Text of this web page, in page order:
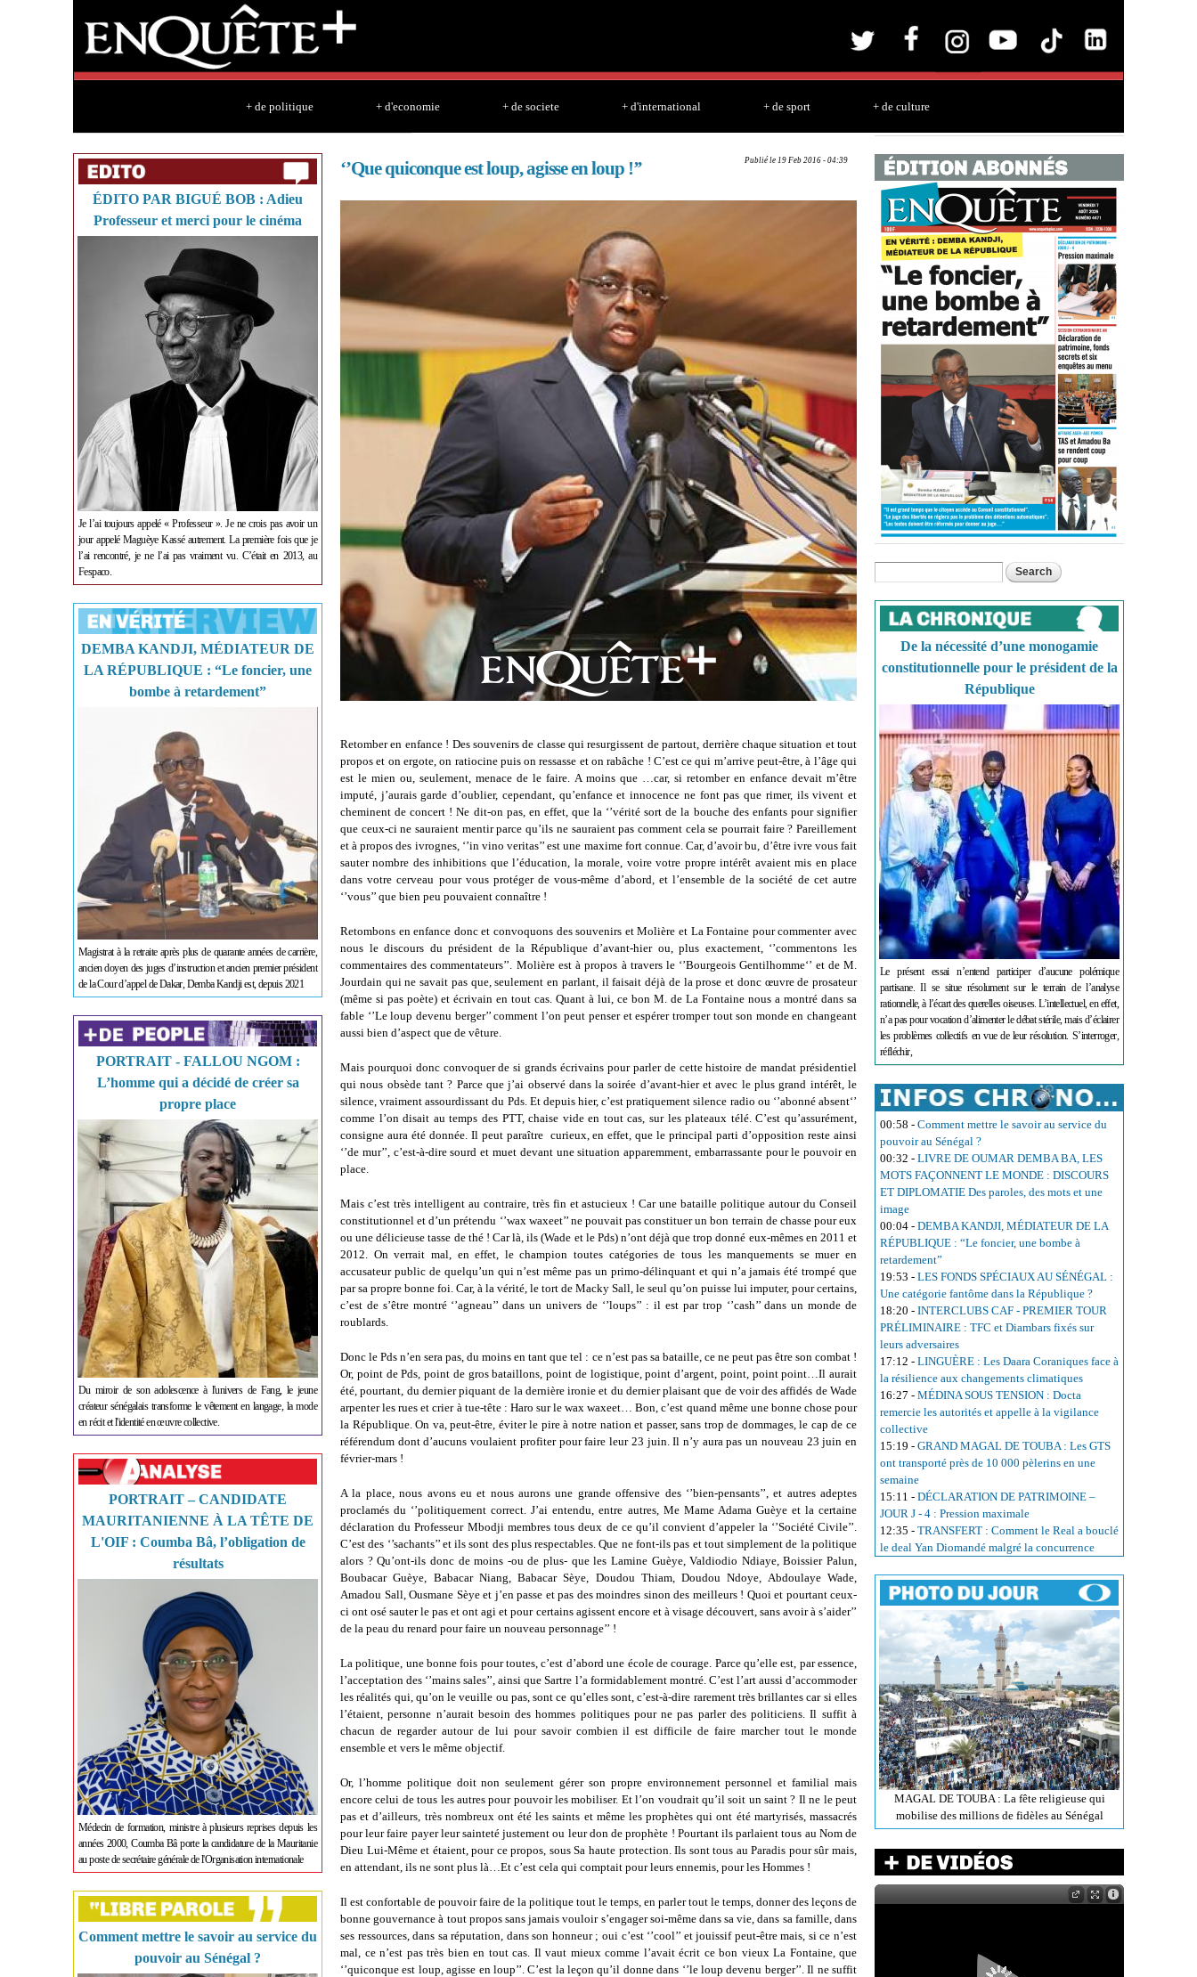
+ de politique + d'economie + de societe + d'international + de sport + de culture
ÉDITO PAR BIGUÉ BOB : Adieu
Professeur et merci pour le cinéma
Je l’ai toujours appelé « Professeur ». Je ne crois pas avoir un
jour appelé Maguèye Kassé autrement. La première fois que je
l’ai rencontré, je ne l’ai pas vraiment vu. C’était en 2013, au
Fespaco.
DEMBA KANDJI, MÉDIATEUR DE
LA RÉPUBLIQUE : “Le foncier, une
bombe à retardement”
Magistrat à la retraite après plus de quarante années de carrière,
ancien doyen des juges d’instruction et ancien premier président
de la Cour d’appel de Dakar, Demba Kandji est, depuis 2021
PORTRAIT - FALLOU NGOM :
L’homme qui a décidé de créer sa
propre place
Du miroir de son adolescence à l'univers de Fang, le jeune
créateur sénégalais transforme le vêtement en langage, la mode
en récit et l'identité en œuvre collective.
PORTRAIT – CANDIDATE
MAURITANIENNE À LA TÊTE DE
L'OIF : Coumba Bâ, l’obligation de
résultats
Médecin de formation, ministre à plusieurs reprises depuis les
années 2000, Coumba Bâ porte la candidature de la Mauritanie
au poste de secrétaire générale de l'Organisation internationale
Comment mettre le savoir au service du
pouvoir au Sénégal ?
Publié le 19 Feb 2016 - 04:39
‘’Que quiconque est loup, agisse en loup !’’
Retomber en enfance ! Des souvenirs de classe qui resurgissent de partout, derrière chaque situation et tout
propos et on ergote, on ratiocine puis on ressasse et on rabâche ! C’est ce qui m’arrive peut-être, à l’âge qui
est le mien ou, seulement, menace de le faire. A moins que …car, si retomber en enfance devait m’être
imputé, j’aurais garde d’oublier, cependant, qu’enfance et innocence ne font pas que rimer, ils vivent et
cheminent de concert ! Ne dit-on pas, en effet, que la ‘’vérité sort de la bouche des enfants pour signifier
que ceux-ci ne sauraient mentir parce qu’ils ne sauraient pas comment cela se pourrait faire ? Pareillement
et à propos des ivrognes, ‘’in vino veritas’’ est une maxime fort connue. Car, d’avoir bu, d’être ivre vous fait
sauter nombre des inhibitions que l’éducation, la morale, voire votre propre intérêt avaient mis en place
dans votre cerveau pour vous protéger de vous-même d’abord, et l’ensemble de la société de cet autre
‘’vous’’ que bien peu pouvaient connaître !
Retombons en enfance donc et convoquons des souvenirs et Molière et La Fontaine pour commenter avec
nous le discours du président de la République d’avant-hier ou, plus exactement, ‘’commentons les
commentaires des commentateurs’’. Molière est à propos à travers le ‘’Bourgeois Gentilhomme‘’ et de M.
Jourdain qui ne savait pas que, seulement en parlant, il faisait déjà de la prose et donc œuvre de prosateur
(même si pas poète) et écrivain en tout cas. Quant à lui, ce bon M. de La Fontaine nous a montré dans sa
fable ‘’Le loup devenu berger’’ comment l’on peut penser et espérer tromper tout son monde en changeant
aussi bien d’aspect que de vêture.
Mais pourquoi donc convoquer de si grands écrivains pour parler de cette histoire de mandat présidentiel
qui nous obsède tant ? Parce que j’ai observé dans la soirée d’avant-hier et avec le plus grand intérêt, le
silence, vraiment assourdissant du Pds. Et depuis hier, c’est pratiquement silence radio ou ‘’abonné absent‘’
comme l’on disait au temps des PTT, chaise vide en tout cas, sur les plateaux télé. C’est qu’assurément,
consigne aura été donnée. Il peut paraître curieux, en effet, que le principal parti d’opposition reste ainsi
‘’de mur’’, c’est-à-dire sourd et muet devant une situation apparemment, embarrassante pour le pouvoir en
place.
Mais c’est très intelligent au contraire, très fin et astucieux ! Car une bataille politique autour du Conseil
constitutionnel et d’un prétendu ‘’wax waxeet’’ ne pouvait pas constituer un bon terrain de chasse pour eux
ou une délicieuse tasse de thé ! Car là, ils (Wade et le Pds) n’ont déjà que trop donné eux-mêmes en 2011 et
2012. On verrait mal, en effet, le champion toutes catégories de tous les manquements se muer en
accusateur public de quelqu’un qui n’est même pas un primo-délinquant et qui n’a jamais été trompé que
par sa propre bonne foi. Car, à la vérité, le tort de Macky Sall, le seul qu’on puisse lui imputer, pour certains,
c’est de s’être montré ‘’agneau’’ dans un univers de ‘’loups’’ : il est par trop ‘’cash’’ dans un monde de
roublards.
Donc le Pds n’en sera pas, du moins en tant que tel : ce n’est pas sa bataille, ce ne peut pas être son combat !
Or, point de Pds, point de gros bataillons, point de logistique, point d’argent, point, point point…Il aurait
été, pourtant, du dernier piquant de la dernière ironie et du dernier plaisant que de voir des affidés de Wade
arpenter les rues et crier à tue-tête : Haro sur le wax waxeet… Bon, c’est quand même une bonne chose pour
la République. On va, peut-être, éviter le pire à notre nation et passer, sans trop de dommages, le cap de ce
référendum dont d’aucuns voulaient profiter pour faire leur 23 juin. Il n’y aura pas un nouveau 23 juin en
février-mars !
A la place, nous avons eu et nous aurons une grande offensive des ‘’bien-pensants’’, et autres adeptes
proclamés du ‘’politiquement correct. J’ai entendu, entre autres, Me Mame Adama Guèye et la certaine
déclaration du Professeur Mbodji membres tous deux de ce qu’il convient d’appeler la ‘’Société Civile’’.
C’est des ‘’sachants’’ et ils sont des plus respectables. Que ne font-ils pas et tout simplement de la politique
alors ? Qu’ont-ils donc de moins -ou de plus- que les Lamine Guèye, Valdiodio Ndiaye, Boissier Palun,
Boubacar Guèye, Babacar Niang, Babacar Sèye, Doudou Thiam, Doudou Ndoye, Abdoulaye Wade,
Amadou Sall, Ousmane Sèye et j’en passe et pas des moindres sinon des meilleurs ! Quoi et pourtant ceux-
ci ont osé sauter le pas et ont agi et pour certains agissent encore et à visage découvert, sans avoir à s’aider’’
de la peau du renard pour faire un nouveau personnage’’ !
La politique, une bonne fois pour toutes, c’est d’abord une école de courage. Parce qu’elle est, par essence,
l’acceptation des ‘’mains sales’’, ainsi que Sartre l’a formidablement montré. C’est l’art aussi d’accommoder
les réalités qui, qu’on le veuille ou pas, sont ce qu’elles sont, c’est-à-dire rarement très brillantes car si elles
l’étaient, personne n’aurait besoin des hommes politiques pour ne pas parler des politiciens. Il suffit à
chacun de regarder autour de lui pour savoir combien il est difficile de faire marcher tout le monde
ensemble et vers le même objectif.
Or, l’homme politique doit non seulement gérer son propre environnement personnel et familial mais
encore celui de tous les autres pour pouvoir les mobiliser. Et l’on voudrait qu’il soit un saint ? Il ne le peut
pas et d’ailleurs, très nombreux ont été les saints et même les prophètes qui ont été martyrisés, massacrés
pour leur faire payer leur sainteté justement ou leur don de prophète ! Pourtant ils parlaient tous au Nom de
Dieu Lui-Même et étaient, pour ce propos, sous Sa haute protection. Ils sont tous au Paradis pour sûr mais,
en attendant, ils ne sont plus là…Et c’est cela qui comptait pour leurs ennemis, pour les Hommes !
Il est confortable de pouvoir faire de la politique tout le temps, en parler tout le temps, donner des leçons de
bonne gouvernance à tout propos sans jamais vouloir s’engager soi-même dans sa vie, dans sa famille, dans
ses ressources, dans sa réputation, dans son honneur ; oui c’est ‘’cool’’ et jouissif peut-être mais, si ce n’est
mal, ce n’est pas très bien en tout cas. Il vaut mieux comme l’avait écrit ce bon vieux La Fontaine, que
‘’quiconque est loup, agisse en loup’’. C’est la leçon qu’il donne dans ‘’le loup devenu berger’’. Il ne suffit
Search form
De la nécessité d’une monogamie
constitutionnelle pour le président de la
République
Le présent essai n’entend participer d’aucune polémique
partisane. Il se situe résolument sur le terrain de l’analyse
rationnelle, à l’écart des querelles oiseuses. L’intellectuel, en effet,
n’a pas pour vocation d’alimenter le débat stérile, mais d’éclairer
les problèmes collectifs en vue de leur résolution. S’interroger,
réfléchir,
00:58 - Comment mettre le savoir au service du
pouvoir au Sénégal ?
00:32 - LIVRE DE OUMAR DEMBA BA, LES
MOTS FAÇONNENT LE MONDE : DISCOURS
ET DIPLOMATIE Des paroles, des mots et une
image
00:04 - DEMBA KANDJI, MÉDIATEUR DE LA
RÉPUBLIQUE : “Le foncier, une bombe à
retardement”
19:53 - LES FONDS SPÉCIAUX AU SÉNÉGAL :
Une catégorie fantôme dans la République ?
18:20 - INTERCLUBS CAF - PREMIER TOUR
PRÉLIMINAIRE : TFC et Diambars fixés sur
leurs adversaires
17:12 - LINGUÈRE : Les Daara Coraniques face à
la résilience aux changements climatiques
16:27 - MÉDINA SOUS TENSION : Docta
remercie les autorités et appelle à la vigilance
collective
15:19 - GRAND MAGAL DE TOUBA : Les GTS
ont transporté près de 10 000 pèlerins en une
semaine
15:11 - DÉCLARATION DE PATRIMOINE –
JOUR J - 4 : Pression maximale
12:35 - TRANSFERT : Comment le Real a bouclé
le deal Yan Diomandé malgré la concurrence
MAGAL DE TOUBA : La fête religieuse qui
mobilise des millions de fidèles au Sénégal